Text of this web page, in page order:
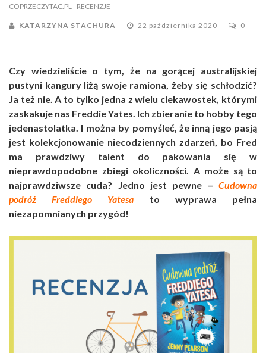
COPRZECZYTAC.PL - RECENZJE
KATARZYNA STACHURA 22 października 2020 0
Czy wiedzieliście o tym, że na gorącej australijskiej
pustyni kangury liżą swoje ramiona, żeby się schłodzić?
Ja też nie. A to tylko jedna z wielu ciekawostek, którymi
zaskakuje nas Freddie Yates. Ich zbieranie to hobby tego
jedenastolatka. I można by pomyśleć, że inną jego pasją
jest kolekcjonowanie niecodziennych zdarzeń, bo Fred
ma prawdziwy talent do pakowania się w
nieprawdopodobne zbiegi okoliczności. A może są to
najprawdziwsze cuda? Jedno jest pewne – Cudowna
podróż Freddiego Yatesa
to wyprawa pełna
niezapomnianych przygód!